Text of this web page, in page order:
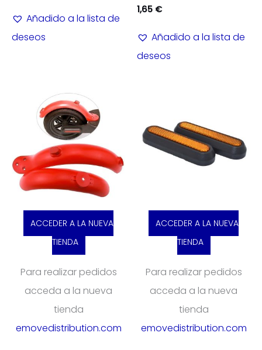
Añadido a la lista de
deseos
1,65 €
Añadido a la lista de
deseos
ACCEDER A LA NUEVA
TIENDA
Para realizar pedidos
acceda a la nueva
tienda
emovedistribution.com
ACCEDER A LA NUEVA
TIENDA
Para realizar pedidos
acceda a la nueva
tienda
emovedistribution.com